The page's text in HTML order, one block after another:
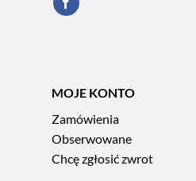
MOJE KONTO
Zamówienia
Obserwowane
Chcę zgłosić zwrot